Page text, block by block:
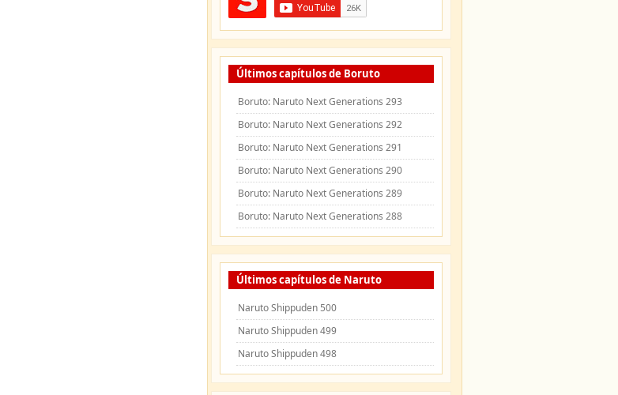
Últimos capítulos de Boruto
Boruto: Naruto Next Generations 293
Boruto: Naruto Next Generations 292
Boruto: Naruto Next Generations 291
Boruto: Naruto Next Generations 290
Boruto: Naruto Next Generations 289
Boruto: Naruto Next Generations 288
Últimos capítulos de Naruto
Naruto Shippuden 500
Naruto Shippuden 499
Naruto Shippuden 498